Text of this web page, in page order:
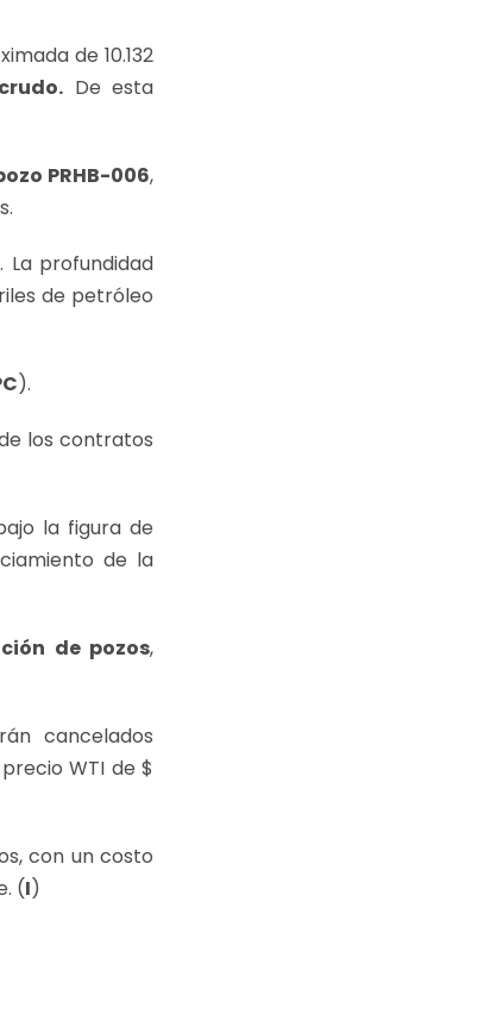
de 10.132
De esta
PRHB-006,
La profundidad
de petróleo
).
los contratos
la figura de
de la
de pozos,
cancelados
WTI de $
con un costo
(I)